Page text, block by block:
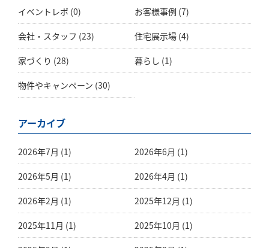
イベントレポ (0) お客様事例 (7)
会社・スタッフ (23) 住宅展示場 (4)
家づくり (28) 暮らし (1)
物件やキャンペーン (30)
アーカイブ
2026年7月 (1) 2026年6月 (1)
2026年5月 (1) 2026年4月 (1)
2026年2月 (1) 2025年12月 (1)
2025年11月 (1) 2025年10月 (1)